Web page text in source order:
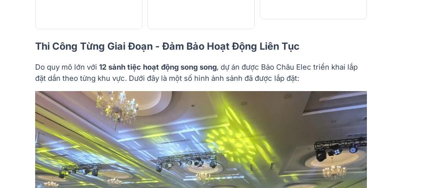
Thi Công Từng Giai Đoạn - Đảm Bảo Hoạt Động Liên Tục
Do quy mô lớn với 12 sảnh tiệc hoạt động song song, dự án được Bảo Châu Elec triển khai lắp
đặt dần theo từng khu vực. Dưới đây là một số hình ảnh sảnh đã được lắp đặt: